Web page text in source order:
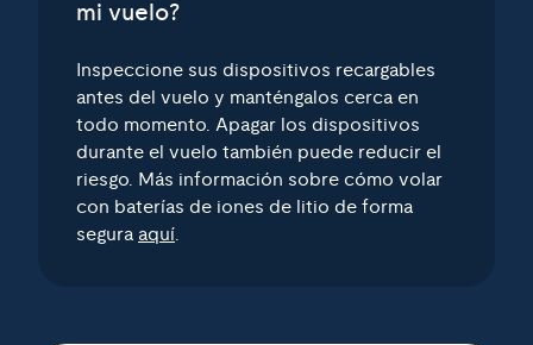
mi vuelo?
Inspeccione sus dispositivos recargables
antes del vuelo y manténgalos cerca en
todo momento. Apagar los dispositivos
durante el vuelo también puede reducir el
riesgo. Más información sobre cómo volar
con baterías de iones de litio de forma
segura aquí